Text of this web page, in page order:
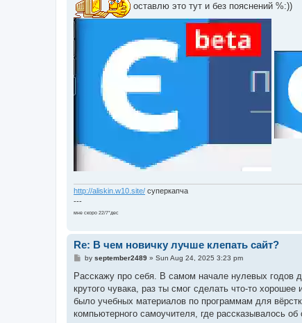
оставлю это тут и без пояснений %:))
http://aliskin.w10.site/ суперкапча
---
мне скоро 22/7*дес
Re: В чем новичку лучше клепать сайт?
P
s
by september2489» Sun Aug 24, 2025 3:23 pm
Расскажу про себя. В самом начале нулевых годов
крутого чувака, раз ты смог сделать что-то
было учебных материалов по программам для
компьютерного самоучителя, где рассказывалось